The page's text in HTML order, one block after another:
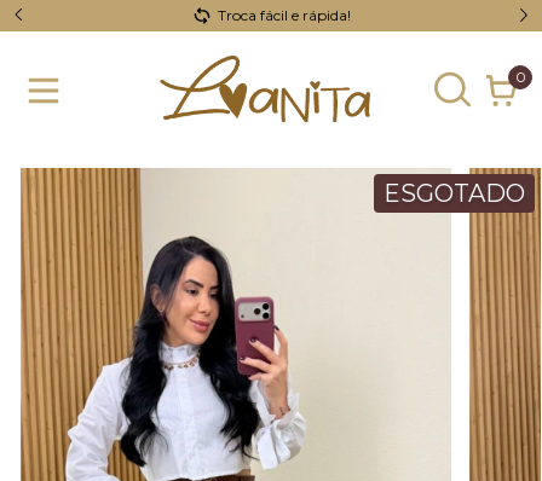
Troca fácil e rápida!
0
ESGOTADO